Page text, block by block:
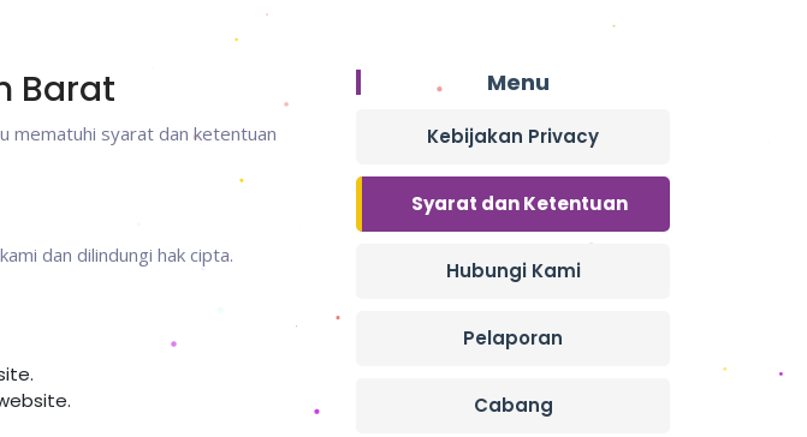
Barat
mematuhi syarat dan ketentuan
dan dilindungi hak cipta.
Menu
Kebijakan Privacy
Syarat dan Ketentuan
Hubungi Kami
Pelaporan
Cabang